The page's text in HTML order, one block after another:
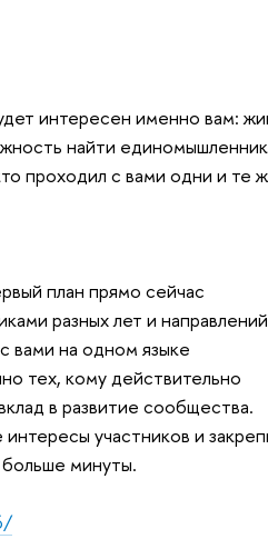
интересен именно вам:
найти
проходил с вами одни и те
план прямо сейчас
разных лет и направлений
вами на одном языке
тех, кому действительно
в развитие сообщества.
участников и
минуты.